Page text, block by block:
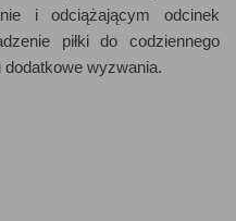
i odciążającym odcinek
piłki do codziennego
dodatkowe wyzwania.